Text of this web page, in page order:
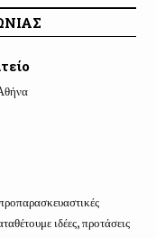
ιδέες, προτάσεις